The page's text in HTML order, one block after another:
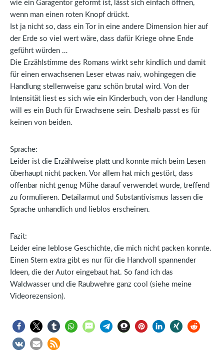
wie ein Garagentor geformt ist, lässt sich einfach öffnen,
wenn man einen roten Knopf drückt.
Ist ja nicht so, dass ein Tor in eine andere Dimension hier auf
der Erde so viel wert wäre, dass dafür Kriege ohne Ende
geführt würden …
Die Erzählstimme des Romans wirkt sehr kindlich und damit
für einen erwachsenen Leser etwas naiv, wohingegen die
Handlung stellenweise ganz schön brutal wird. Von der
Intensität liest es sich wie ein Kinderbuch, von der Handlung
will es ein Buch für Erwachsene sein. Deshalb passt es für
keinen von beiden.
Sprache:
Leider ist die Erzählweise platt und konnte mich beim Lesen
überhaupt nicht packen. Vor allem hat mich gestört, dass
offenbar nicht genug Mühe darauf verwendet wurde, treffend
zu formulieren. Detailarmut und Substantivismus lassen die
Sprache unhandlich und lieblos erscheinen.
Fazit:
Leider eine leblose Geschichte, die mich nicht packen konnte.
Einen Stern extra gibt es nur für die Handvoll spannender
Ideen, die der Autor eingebaut hat. So fand ich das
Waldwasser und die Raubwehre ganz cool (siehe meine
Videorezension).